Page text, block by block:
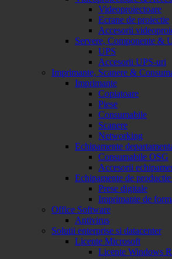
Videoproiectoare
Ecrane de proiectie
Accesorii
Servere, Componente &
UPS
Accesorii UPS-uri
Imprimante, Scanere &
Imprimante
Copiatoare
Piese
Consumabile
Scanere
Networking
Echipamente
Consumabile OSG
Accesorii
Echipamente de
Prese digitale
Imprimante de
Office Software
Antivirus
Solutii enterprise si datacenter
Licente Microsoft
Licente Windows